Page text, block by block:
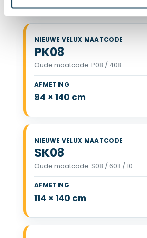
PK08
Oude maatcode: P08 / 408
VELUX PK08 94 x 140 cm
94 × 140 cm
SK08
Oude maatcode: S08 / 608 / 10
VELUX SK08 114 x 140 cm
114 × 140 cm